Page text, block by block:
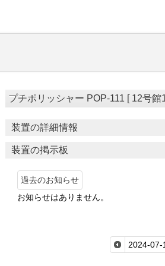
プチポリッシャー POP-111 [ 12号
装置の詳細情報
装置の掲示板
過去のお知らせ
お知らせはありません。